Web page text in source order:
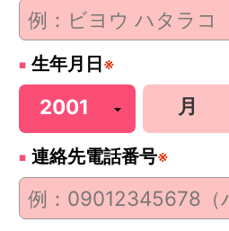
生年月日 ※
連絡先電話番号※